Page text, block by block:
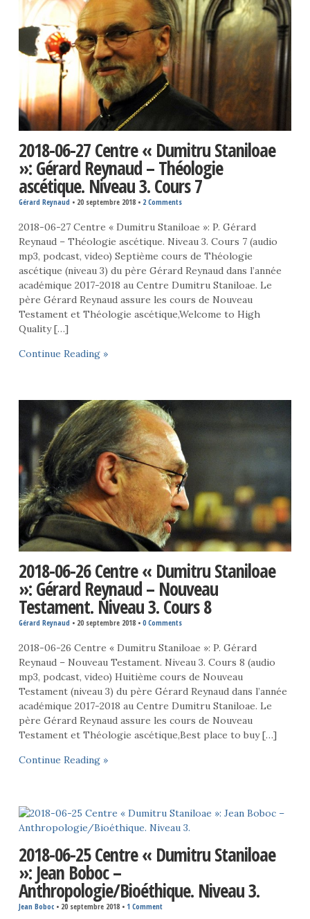
2018-06-27 Centre « Dumitru Staniloae
»: Gérard Reynaud – Théologie
ascétique. Niveau 3. Cours 7
Gérard Reynaud • 20 septembre 2018• 2 Comments
2018-06-27 Centre « Dumitru Staniloae »: P. Gérard
Reynaud – Théologie ascétique. Niveau 3. Cours 7 (audio
mp3, podcast, video) Septième cours de Théologie
ascétique (niveau 3) du père Gérard Reynaud dans l’année
académique 2017-2018 au Centre Dumitru Staniloae. Le
père Gérard Reynaud assure les cours de Nouveau
Testament et Théologie ascétique,Welcome to High
Quality […]
Continue Reading »
2018-06-26 Centre « Dumitru Staniloae
»: Gérard Reynaud – Nouveau
Testament. Niveau 3. Cours 8
Gérard Reynaud • 20 septembre 2018• 0 Comments
2018-06-26 Centre « Dumitru Staniloae »: P. Gérard
Reynaud – Nouveau Testament. Niveau 3. Cours 8 (audio
mp3, podcast, video) Huitième cours de Nouveau
Testament (niveau 3) du père Gérard Reynaud dans l’année
académique 2017-2018 au Centre Dumitru Staniloae. Le
père Gérard Reynaud assure les cours de Nouveau
Testament et Théologie ascétique,Best place to buy […]
Continue Reading »
2018-06-25 Centre « Dumitru Staniloae
»: Jean Boboc –
Anthropologie/Bioéthique. Niveau 3.
Jean Boboc• 20 septembre 2018• 1 Comment